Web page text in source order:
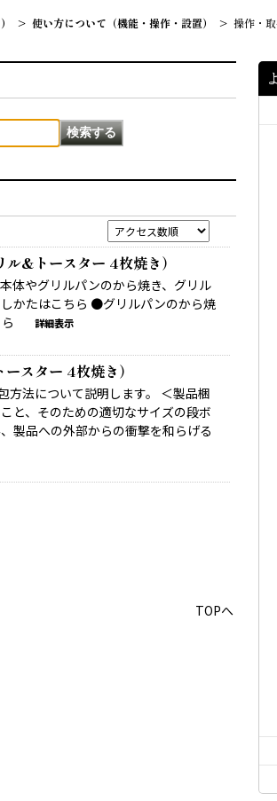
> 使い方について（機能・操作・設置） > 操作・
&トースター 4枚焼き）
体やグリルパンのから焼き、グリル
かたはこちら ●グリルパンのから焼
詳細表示
スター 4枚焼き）
方法について説明します。 ＜製品梱
と、そのための適切なサイズの段ボ
製品への外部からの衝撃を和らげる
TOPへ